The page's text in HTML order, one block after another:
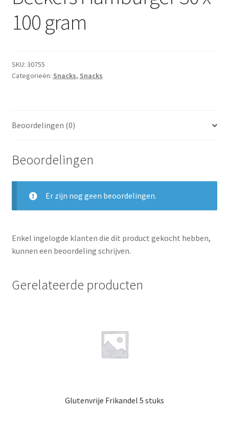
Dranken
Droge Kruidenierswaren
Frites
Maaltijden Diepvries
100 gram
SKU: 30755
Categorieën: Snacks, Snacks
Beoordelingen (0)
Beoordelingen
Er zijn nog geen beoordelingen.
Enkel ingelogde klanten die dit product gekocht hebben,
kunnen een beoordeling schrijven.
Gerelateerde producten
Glutenvrije Frikandel 5 stuks